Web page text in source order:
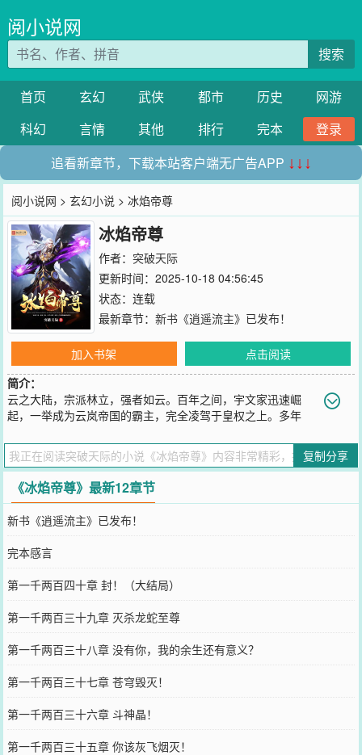
阅小说网
搜索
首页 玄幻 武侠 都市 历史
网游
科幻
言情 其他 排行 完本
登录
追看新章节，下载本站客户端无广告APP ↓↓↓
阅小说网 >玄幻小说 > 冰焰帝尊
冰焰帝尊
作者： 突破天际
更新时间：2025-10-18 04:56:45
状态：连载
最新章节： 新书《逍遥流主》已发布！
加入书架
点击阅读
简介：
云之大陆，宗派林立，强者如云。百年之间，宇文家迅速崛
起，一举成为云岚帝国的霸主，完全凌驾于皇权之上。多年
遭族人暗害，这时，地球少年穿越而来。家族视我为废物，将我扫地
出门，殊不知，这是前所未有的冰焰之体，嗯，脑海中的功法，不是
大陆为之疯狂的云手诀？于是乎，主角开始了新的生活...........
您要是觉得《冰焰帝尊》还不错的话请不要忘记向您QQ群和微博微信
里的朋友推荐哦！
复制分享
《冰焰帝尊》最新12章节
新书《逍遥流主》已发布！
完本感言
第一千两百四十章 封！（大结局）
第一千两百三十九章 灭杀龙蛇至尊
第一千两百三十八章 没有你，我的余生还有意义？
第一千两百三十七章 苍穹毁灭！
第一千两百三十六章 斗神晶！
第一千两百三十五章 你该灰飞烟灭！